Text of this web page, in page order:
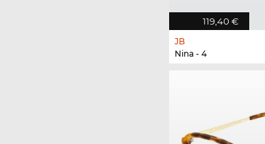
119,40 €
JB
Nina - 4